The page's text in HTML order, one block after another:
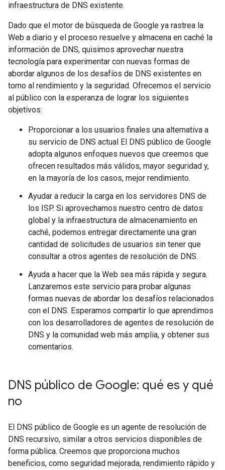
infraestructura de DNS existente.
Dado que el motor de búsqueda de Google ya rastrea la
Web a diario y el proceso resuelve y almacena en caché la
información de DNS, quisimos aprovechar nuestra
tecnología para experimentar con nuevas formas de
abordar algunos de los desafíos de DNS existentes en
torno al rendimiento y la seguridad. Ofrecemos el servicio
al público con la esperanza de lograr los siguientes
objetivos:
Proporcionar a los usuarios finales una alternativa a
su servicio de DNS actual El DNS público de Google
adopta algunos enfoques nuevos que creemos que
ofrecen resultados más válidos, mayor seguridad y,
en la mayoría de los casos, mejor rendimiento.
Ayudar a reducir la carga en los servidores DNS de
los ISP. Si aprovechamos nuestro centro de datos
global y la infraestructura de almacenamiento en
caché, podemos entregar directamente una gran
cantidad de solicitudes de usuarios sin tener que
consultar a otros agentes de resolución de DNS.
Ayuda a hacer que la Web sea más rápida y segura.
Lanzaremos este servicio para probar algunas
formas nuevas de abordar los desafíos relacionados
con el DNS. Esperamos compartir lo que aprendimos
con los desarrolladores de agentes de resolución de
DNS y la comunidad web más amplia, y obtener sus
comentarios.
DNS público de Google: qué es y qué
no
El DNS público de Google es un agente de resolución de
DNS recursivo, similar a otros servicios disponibles de
forma pública. Creemos que proporciona muchos
beneficios, como seguridad mejorada, rendimiento rápido y